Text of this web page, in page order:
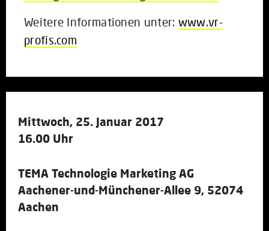
Weitere Informationen unter: www.vr-
profis.com
Mittwoch, 25. Januar 2017
16.00 Uhr
TEMA Technologie Marketing AG
Aachener-und-Münchener-Allee 9, 52074
Aachen